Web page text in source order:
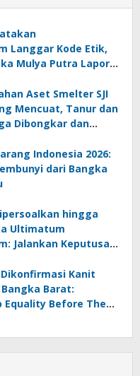
Langgar Kode Etik,
Mulya Putra Lapor
Aset Smelter SJI
Mencuat, Tanur dan
Dibongkar dan
Indonesia 2026:
dari Bangka
hingga
Ultimatum
Jalankan Keputusan
Kanit
Barat:
Equality Before The